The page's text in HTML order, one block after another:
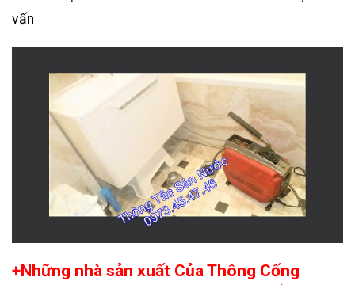
vấn
+Những nhà sản xuất Của Thông Cống